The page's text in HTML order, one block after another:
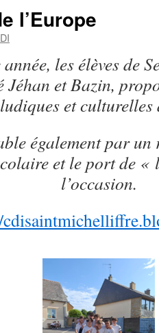
l’Europe
les élèves de
Jéhan et Bazin,
et
également par un
et le port de «
l’occasion.